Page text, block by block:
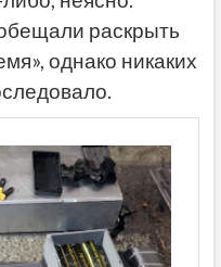
раскрыть
однако никаких